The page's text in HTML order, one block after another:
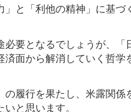
と「利他の精神」に基
要となるでしょうが、
面から解消していく哲
履行を果たし、米露関
と思います。